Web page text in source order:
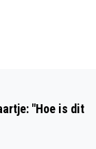
"Hoe is dit